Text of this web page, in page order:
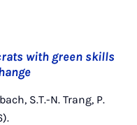
with green skills
S.T.-N. Trang, P.